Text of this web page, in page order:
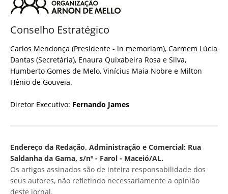
Conselho Estratégico
Carlos Mendonça (Presidente - in memoriam), Carmem Lúcia
Dantas (Secretária), Enaura Quixabeira Rosa e Silva,
Humberto Gomes de Melo, Vinícius Maia Nobre e Milton
Hênio de Gouveia.
Diretor Executivo: Fernando James
Endereço da Redação, Administração e Comercial: Rua
Saldanha da Gama, s/nº - Farol - Maceió/AL.
Os artigos assinados são de inteira responsabilidade dos
seus autores, não refletindo necessariamente a opinião
deste jornal.